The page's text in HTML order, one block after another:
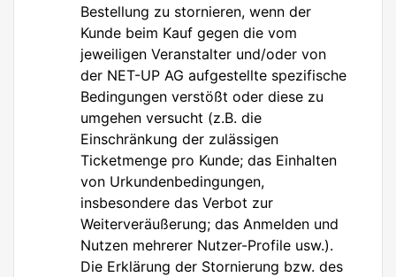
Bestellung zu stornieren, wenn der
Kunde beim Kauf gegen die vom
jeweiligen Veranstalter und/oder von
der NET-UP AG aufgestellte spezifische
Bedingungen verstößt oder diese zu
umgehen versucht (z.B. die
Einschränkung der zulässigen
Ticketmenge pro Kunde; das Einhalten
von Urkundenbedingungen,
insbesondere das Verbot zur
Weiterveräußerung; das Anmelden und
Nutzen mehrerer Nutzer-Profile usw.).
Die Erklärung der Stornierung bzw. des